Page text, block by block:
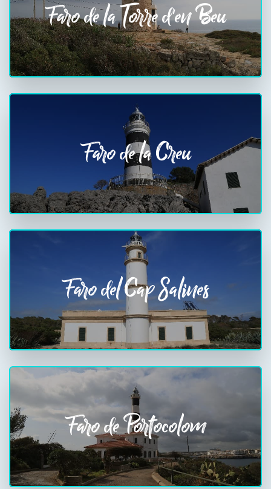
Faro de la Torre d'en Beu
Faro de la Creu
Faro del Cap Salines
Faro de Portocolom